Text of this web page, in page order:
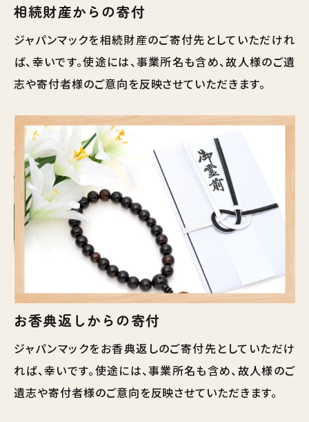
相続財産からの寄付
ジャパンマックを相続財産のご寄付先としていただけれ
ば、幸いです。使途には、事業所名も含め、故人様のご遺
志や寄付者様のご意向を反映させていただきます。
お香典返しからの寄付
ジャパンマックをお香典返しのご寄付先としていただけ
れば、幸いです。使途には、事業所名も含め、故人様のご
遺志や寄付者様のご意向を反映させていただきます。